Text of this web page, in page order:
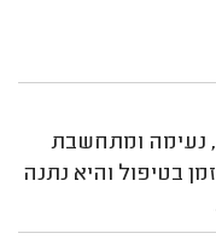
נעימה ומתחשבת
בטיפול והיא נתנה